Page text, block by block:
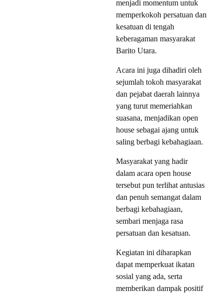
menjadi momentum untuk
memperkokoh persatuan dan
kesatuan di tengah
keberagaman masyarakat
Barito Utara.
Acara ini juga dihadiri oleh
sejumlah tokoh masyarakat
dan pejabat daerah lainnya
yang turut memeriahkan
suasana, menjadikan open
house sebagai ajang untuk
saling berbagi kebahagiaan.
Masyarakat yang hadir
dalam acara open house
tersebut pun terlihat antusias
dan penuh semangat dalam
berbagi kebahagiaan,
sembari menjaga rasa
persatuan dan kesatuan.
Kegiatan ini diharapkan
dapat memperkuat ikatan
sosial yang ada, serta
memberikan dampak positif